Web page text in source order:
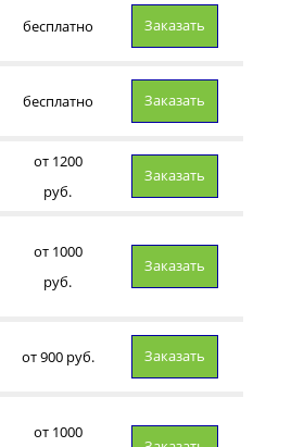
бесплатно Заказать
бесплатно Заказать
от 1200
руб.
Заказать
от 1000
руб.
Заказать
от 900 руб. Заказать
от 1000